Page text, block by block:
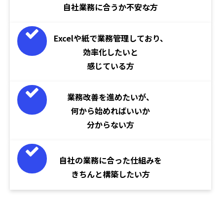
自社業務に合うか不安な方
Excelや紙で業務管理しており、
効率化したいと
感じている方
業務改善を進めたいが、
何から始めればいいか
分からない方
自社の業務に合った仕組みを
きちんと構築したい方